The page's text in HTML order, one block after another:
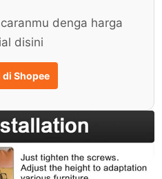
denga harga
disini
di Shopee